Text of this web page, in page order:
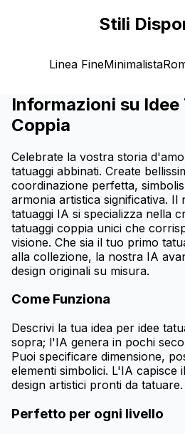
Stili
Linea FineMinimalista
Informazioni su Idee
Coppia
Celebrate la vostra storia
tatuaggi abbinati. Create
coordinazione perfetta,
armonia artistica significativa. Il
tatuaggi IA si specializza nella
tatuaggi coppia unici che
visione. Che sia il tuo primo
alla collezione, la nostra IA
design originali su misura.
Come Funziona
Descrivi la tua idea per idee
sopra; l'IA genera in pochi
Puoi specificare dimensione,
elementi simbolici. L'IA capisce
design artistici pronti da tatuare.
Perfetto per ogni livello